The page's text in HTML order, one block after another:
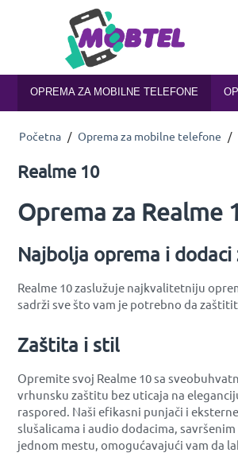
OPREMA ZA MOBILNE TELEFONE
Početna / Oprema za mobilne telefone /
Realme 10
Oprema za
Najbolja oprema i dodaci
Realme 10 zaslužuje najkvalitetniju
sadrži sve što vam je potrebno da
Zaštita i stil
Opremite svoj Realme 10 sa
vrhunsku zaštitu bez uticaja na
raspored. Naši efikasni punjači i
slušalicama i audio dodacima,
jednom mestu, omogućavajući vam da